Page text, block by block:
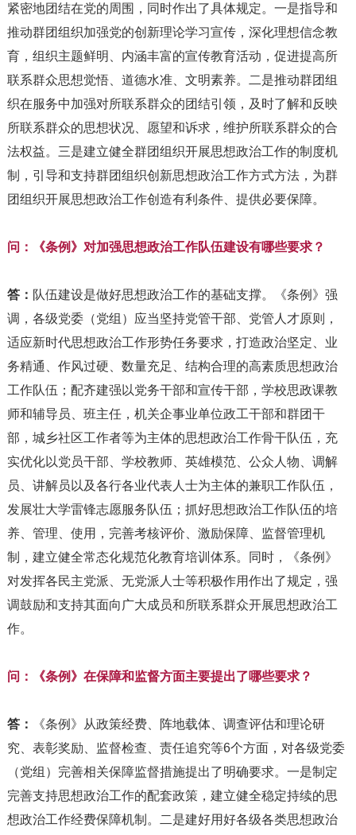
紧密地团结在党的周围，同时作出了具体规定。一是指导和
推动群团组织加强党的创新理论学习宣传，深化理想信念教
育，组织主题鲜明、内涵丰富的宣传教育活动，促进提高所
联系群众思想觉悟、道德水准、文明素养。二是推动群团组
织在服务中加强对所联系群众的团结引领，及时了解和反映
所联系群众的思想状况、愿望和诉求，维护所联系群众的合
法权益。三是建立健全群团组织开展思想政治工作的制度机
制，引导和支持群团组织创新思想政治工作方式方法，为群
团组织开展思想政治工作创造有利条件、提供必要保障。
问：《条例》对加强思想政治工作队伍建设有哪些要求？
答： 队伍建设是做好思想政治工作的基础支撑。《条例》强
调，各级党委（党组）应当坚持党管干部、党管人才原则，
适应新时代思想政治工作形势任务要求，打造政治坚定、业
务精通、作风过硬、数量充足、结构合理的高素质思想政治
工作队伍；配齐建强以党务干部和宣传干部，学校思政课教
师和辅导员、班主任，机关企事业单位政工干部和群团干
部，城乡社区工作者等为主体的思想政治工作骨干队伍，充
实优化以党员干部、学校教师、英雄模范、公众人物、调解
员、讲解员以及各行各业代表人士为主体的兼职工作队伍，
发展壮大学雷锋志愿服务队伍；抓好思想政治工作队伍的培
养、管理、使用，完善考核评价、激励保障、监督管理机
制，建立健全常态化规范化教育培训体系。同时，《条例》
对发挥各民主党派、无党派人士等积极作用作出了规定，强
调鼓励和支持其面向广大成员和所联系群众开展思想政治工
作。
问：《条例》在保障和监督方面主要提出了哪些要求？
答：
《条例》从政策经费、阵地载体、调查评估和理论研
究、表彰奖励、监督检查、责任追究等6个方面，对各级党委
（党组）完善相关保障监督措施提出了明确要求。一是制定
完善支持思想政治工作的配套政策，建立健全稳定持续的思
想政治工作经费保障机制。二是建好用好各级各类思想政治